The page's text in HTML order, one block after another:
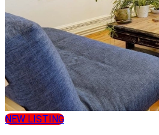
NEW LISTING